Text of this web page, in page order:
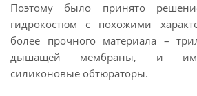
Поэтому было принято
гидрокостюм с похожими
более прочного материала –
дышащей мембраны, и
силиконовые обтюраторы.